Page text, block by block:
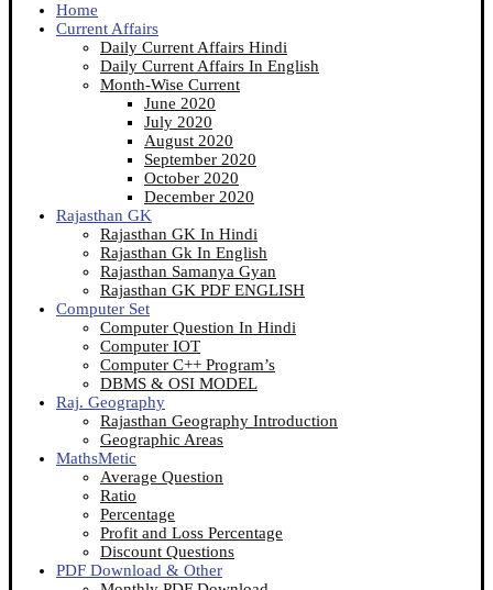
Home
Current Affairs
Daily Current Affairs Hindi
Daily Current Affairs In English
Month-Wise Current
June 2020
July 2020
August 2020
September 2020
October 2020
December 2020
Rajasthan GK
Rajasthan GK In Hindi
Rajasthan Gk In English
Rajasthan Samanya Gyan
Rajasthan GK PDF ENGLISH
Computer Set
Computer Question In Hindi
Computer IOT
Computer C++ Program’s
DBMS & OSI MODEL
Raj. Geography
Rajasthan Geography Introduction
Geographic Areas
MathsMetic
Average Question
Ratio
Percentage
Profit and Loss Percentage
Discount Questions
PDF Download & Other